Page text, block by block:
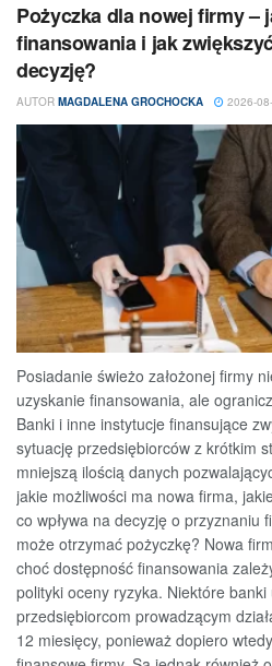
Pożyczka dla nowej firmy –
finansowania i jak
decyzję?
AUTOR MAGDALENA GROCHOCKA 2026-
Posiadanie świeżo założonej firmy
uzyskanie finansowania, ale
Banki i inne instytucje finansujące
sytuację przedsiębiorców z krótkim
mniejszą ilością danych
jakie możliwości ma nowa firma,
co wpływa na decyzję o przyznaniu
może otrzymać pożyczkę? Nowa
choć dostępność finansowania
polityki oceny ryzyka. Niektóre
przedsiębiorcom prowadzącym
12 miesięcy, ponieważ dopiero